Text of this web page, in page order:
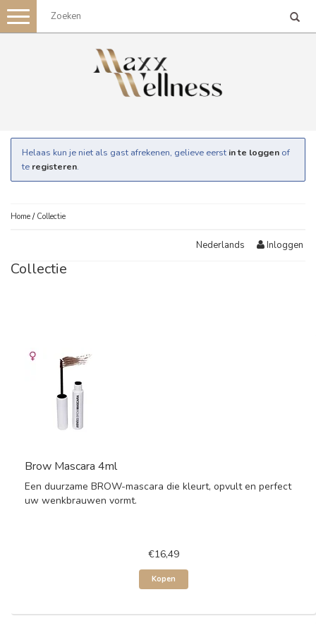
Toggle
navigation
Helaas kun je niet als gast afrekenen, gelieve eerst in te loggen of
te registeren.
Home / Collectie
Nederlands Inloggen
Collectie
Brow Mascara 4ml
Een duurzame BROW-mascara die kleurt, opvult en perfect
uw wenkbrauwen vormt.
€16,49
Kopen